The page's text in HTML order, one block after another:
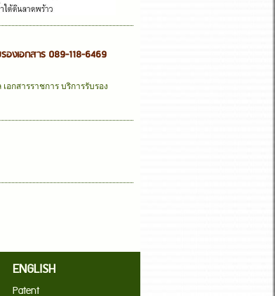
องเอกสาร 089-118-6469
อกสารราชการ บริการรับรอง
ENGLISH
Patent